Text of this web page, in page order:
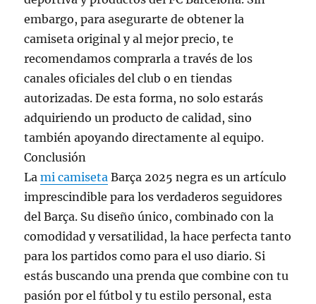
embargo, para asegurarte de obtener la
camiseta original y al mejor precio, te
recomendamos comprarla a través de los
canales oficiales del club o en tiendas
autorizadas. De esta forma, no solo estarás
adquiriendo un producto de calidad, sino
también apoyando directamente al equipo.
Conclusión
Lami camiseta Barça 2025 negra es un artículo
imprescindible para los verdaderos seguidores
del Barça. Su diseño único, combinado con la
comodidad y versatilidad, la hace perfecta tanto
para los partidos como para el uso diario. Si
estás buscando una prenda que combine con tu
pasión por el fútbol y tu estilo personal, esta